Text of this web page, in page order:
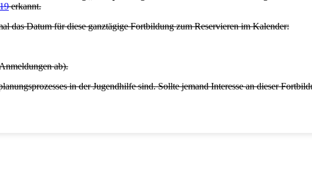
erkannt.
das Datum für diese ganztägige Fortbildung zum Reservieren im Kalender:
ab).
in der Jugendhilfe sind. Sollte jemand Interesse an dieser